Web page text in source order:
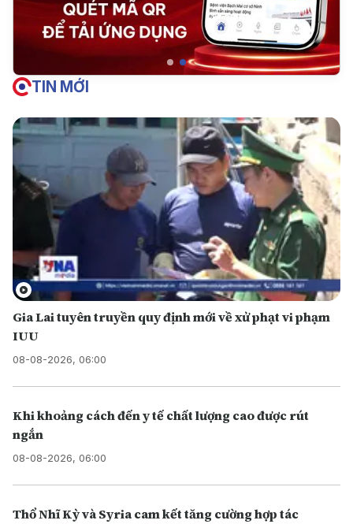
TIN MỚI
Gia Lai tuyên truyền quy định mới về xử phạt vi phạm
IUU
08-08-2026, 06:00
Khi khoảng cách đến y tế chất lượng cao được rút
ngắn
08-08-2026, 06:00
Thổ Nhĩ Kỳ và Syria cam kết tăng cường hợp tác